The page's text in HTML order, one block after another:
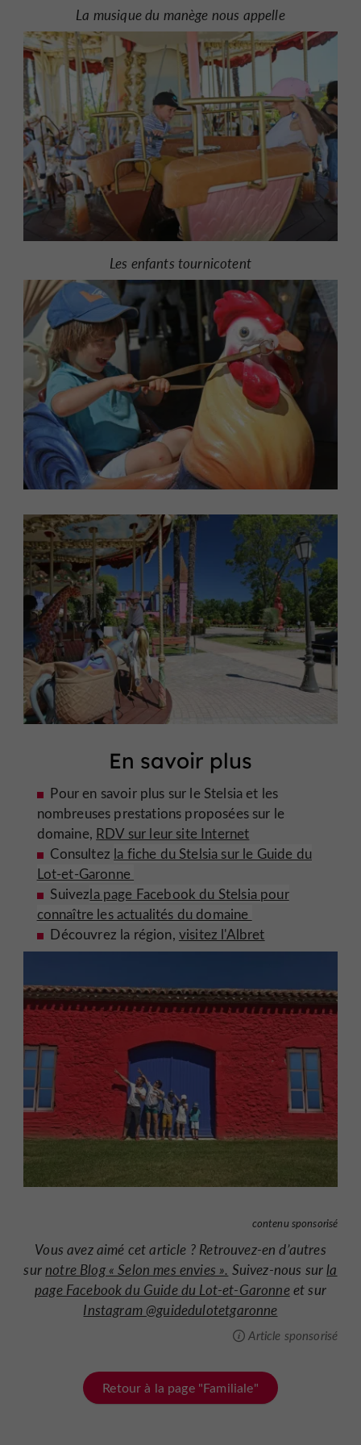
La musique du manège nous appelle
Les enfants tournicotent
En savoir plus
Pour en savoir plus sur le Stelsia et les
nombreuses prestations proposées sur le
domaine, RDV sur leur site Internet
Consultez la fiche du Stelsia sur le Guide du
Lot-et-Garonne
Suivezla page Facebook du Stelsia pour
connaître les actualités du domaine
Découvrez la région, visitez l'Albret
contenu sponsorisé
Vous avez aimé cet article ? Retrouvez-en d’autres
surnotre Blog « Selon mes envies ». Suivez-nous surla
page Facebook du Guide du Lot-et-Garonneet sur
Instagram @guidedulotetgaronne
Article sponsorisé
Retour à la page "Familiale"